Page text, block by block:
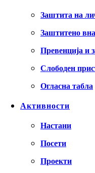
Заштита на
Заштитено
Превенција и
Слободен
Огласна табла
Активности
Настани
Посети
Проекти